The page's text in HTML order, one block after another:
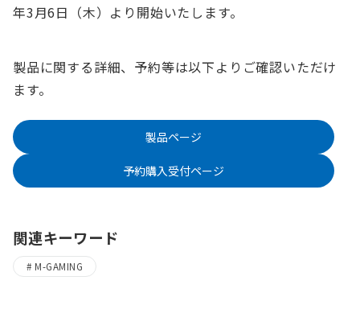
年3月6日（木）より開始いたします。
製品に関する詳細、予約等は以下よりご確認いただけ
ます。
製品ページ
予約購入受付ページ
関連キーワード
M-GAMING